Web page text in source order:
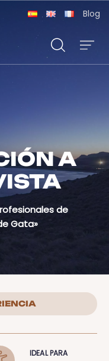
Blog
A
de
Gata»
IDEAL PARA